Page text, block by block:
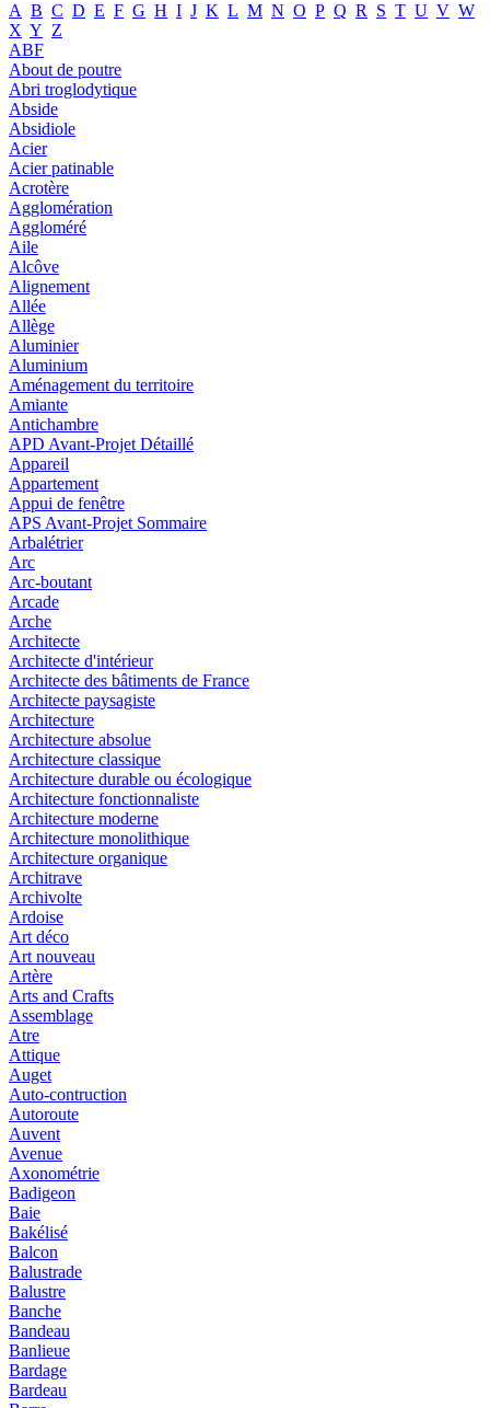
A B C D E F G H I J K L M N O P Q R S T U V W
X Y Z
ABF
About de poutre
Abri troglodytique
Abside
Absidiole
Acier
Acier patinable
Acrotère
Agglomération
Aggloméré
Aile
Alcôve
Alignement
Allée
Allège
Aluminier
Aluminium
Aménagement du territoire
Amiante
Antichambre
APD Avant-Projet Détaillé
Appareil
Appartement
Appui de fenêtre
APS Avant-Projet Sommaire
Arbalétrier
Arc
Arc-boutant
Arcade
Arche
Architecte
Architecte d'intérieur
Architecte des bâtiments de France
Architecte paysagiste
Architecture
Architecture absolue
Architecture classique
Architecture durable ou écologique
Architecture fonctionnaliste
Architecture moderne
Architecture monolithique
Architecture organique
Architrave
Archivolte
Ardoise
Art déco
Art nouveau
Artère
Arts and Crafts
Assemblage
Atre
Attique
Auget
Auto-contruction
Autoroute
Auvent
Avenue
Axonométrie
Badigeon
Baie
Bakélisé
Balcon
Balustrade
Balustre
Banche
Bandeau
Banlieue
Bardage
Bardeau